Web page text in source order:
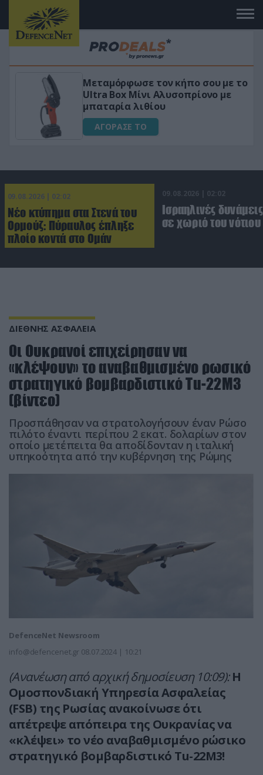
Μεταμόρφωσε τον κήπο σου με το
Ultra Box Μίνι Αλυσοπρίονο με
μπαταρία λιθίου
ΑΓΟΡΑΣΕ ΤΟ
09.08.2026 | 02:02
Νέο κτύπημα στα Στενά του
Ορμούζ: Πύραυλος έπληξε
πλοίο κοντά στο Ομάν
09.08.2026 | 02:02
Ισραηλινές
σε χωριό του
ΔΙΕΘΝΗΣ ΑΣΦΑΛΕΙΑ
Οι Ουκρανοί επιχείρησαν να
«κλέψουν» το αναβαθμισμένο ρωσικό
στρατηγικό βομβαρδιστικό Tu-22M3
(βίντεο)
Προσπάθησαν να στρατολογήσουν έναν Ρώσο
πιλότο έναντι περίπου 2 εκατ. δολαρίων στον
οποίο μετέπειτα θα αποδίδονταν η ιταλική
υπηκοότητα από την κυβέρνηση της Ρώμης
DefenceNet Newsroom
info@defencenet.gr 08.07.2024 | 10:21
(Ανανέωση από αρχική δημοσίευση 10:09): Η
Ομοσπονδιακή Υπηρεσία Ασφαλείας
(FSB) της Ρωσίας ανακοίνωσε ότι
απέτρεψε απόπειρα της Ουκρανίας να
«κλέψει» το νέο αναβαθμισμένο ρώσικο
στρατηγικό βομβαρδιστικό Tu-22M3!